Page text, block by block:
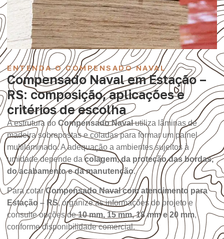
ENTENDA O COMPENSADO NAVAL
Compensado Naval em Estação –
RS: composição, aplicações e
critérios de escolha
A estrutura do Compensado Navalutiliza lâminas de
madeira sobrepostas e coladas para formar um painel
multilaminado. A adequação a ambientes sujeitos à
umidade depende dacolagem, da proteção das bordas,
do acabamento e da manutenção.
Para cotarCompensado Naval com atendimento para
Estação – RS, organize as informações do projeto e
consulte opções de10 mm, 15 mm, 18 mm e 20 mm,
conforme disponibilidade comercial.